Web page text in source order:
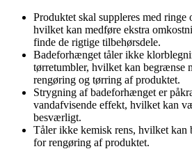
Produktet skal suppleres med
hvilket kan medføre ekstra
finde de rigtige tilbehørsdele.
Badeforhænget tåler ikke
tørretumbler, hvilket kan begrænse
rengøring og tørring af produktet.
Strygning af badeforhænget er
vandafvisende effekt, hvilket kan
besværligt.
Tåler ikke kemisk rens, hvilket kan
for rengøring af produktet.